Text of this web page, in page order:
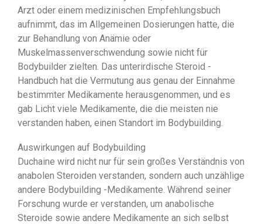
Arzt oder einem medizinischen Empfehlungsbuch
aufnimmt, das im Allgemeinen Dosierungen hatte, die
zur Behandlung von Anämie oder
Muskelmassenverschwendung sowie nicht für
Bodybuilder zielten. Das unterirdische Steroid -
Handbuch hat die Vermutung aus genau der Einnahme
bestimmter Medikamente herausgenommen, und es
gab Licht viele Medikamente, die die meisten nie
verstanden haben, einen Standort im Bodybuilding.
Auswirkungen auf Bodybuilding
Duchaine wird nicht nur für sein großes Verständnis von
anabolen Steroiden verstanden, sondern auch unzählige
andere Bodybuilding -Medikamente. Während seiner
Forschung wurde er verstanden, um anabolische
Steroide sowie andere Medikamente an sich selbst